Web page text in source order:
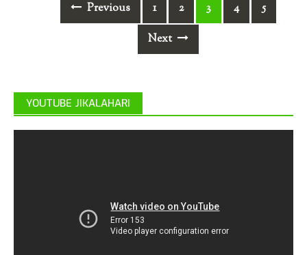
navigationPrevious 1 2 3 4
5
Next
YOUTUBE JIKALAHARI